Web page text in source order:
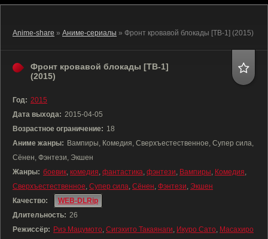
Anime-share » Аниме-сериалы » Фронт кровавой блокады [ТВ-1] (2015)
Фронт кровавой блокады [ТВ-1]
(2015)
Год: 2015
Дата выхода: 2015-04-05
Возрастное ограничение: 18
Аниме жанры: Вампиры, Комедия, Сверхъестественное, Супер сила,
Сёнен, Фэнтези, Экшен
Жанры: боевик, комедия, фантастика, фэнтези, Вампиры, Комедия,
Сверхъестественное, Супер сила, Сёнен, Фэнтези, Экшен
Качество:
WEB-DLRip
Длительность: 26
Режиссёр: Риэ Мацумото, Сигэхито Такаянаги, Икуро Сато, Масахиро